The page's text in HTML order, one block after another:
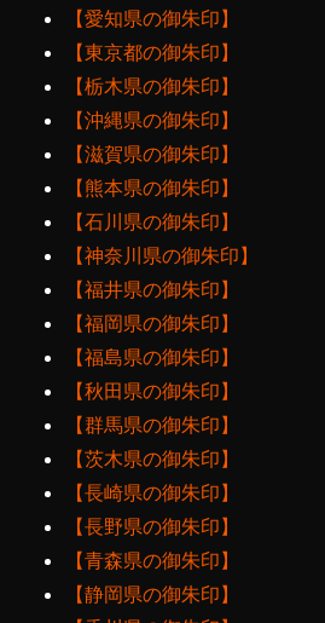
【愛知県の御朱印】
【東京都の御朱印】
【栃木県の御朱印】
【沖縄県の御朱印】
【滋賀県の御朱印】
【熊本県の御朱印】
【石川県の御朱印】
【神奈川県の御朱印】
【福井県の御朱印】
【福岡県の御朱印】
【福島県の御朱印】
【秋田県の御朱印】
【群馬県の御朱印】
【茨木県の御朱印】
【長崎県の御朱印】
【長野県の御朱印】
【青森県の御朱印】
【静岡県の御朱印】